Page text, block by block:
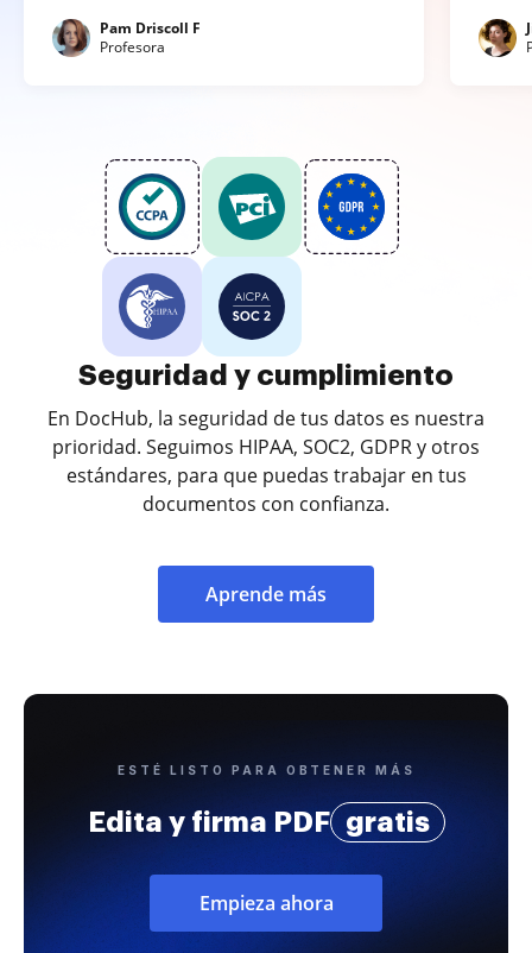
Pam Driscoll F
Profesora
Seguridad y cumplimiento
En DocHub, la seguridad de tus datos es nuestra
prioridad. Seguimos HIPAA, SOC2, GDPR y otros
estándares, para que puedas trabajar en tus
documentos con confianza.
Aprende más
ESTÉ LISTO PARA OBTENER MÁS
Edita y firma PDF gratis
Empieza ahora